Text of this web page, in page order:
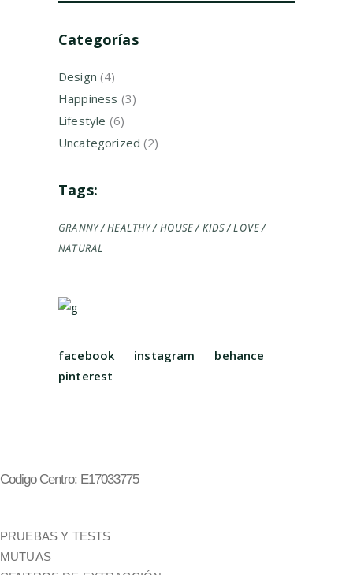
Categorías
Design (4)
Happiness (3)
Lifestyle (6)
Uncategorized (2)
Tags:
GRANNY HEALTHY HOUSE KIDS
LOVE
NATURAL
facebook instagram
behance
pinterest
Codigo Centro: E17033775
PRUEBAS Y TESTS
MUTUAS